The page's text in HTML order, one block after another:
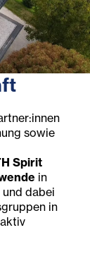
sowie
Spirit
in
dabei
in